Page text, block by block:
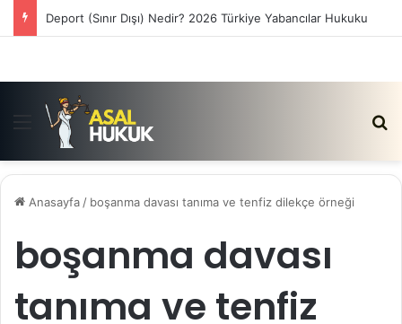
Deport (Sınır Dışı) Nedir? 2026 Türkiye Yabancılar Hukuku
Menü
Anasayfa / boşanma davası tanıma ve tenfiz dilekçe örneği
boşanma davası
tanıma ve tenfiz